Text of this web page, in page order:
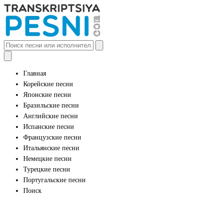
Главная
Корейские песни
Японские песни
Бразильские песни
Английские песни
Испанские песни
Французские песни
Итальянские песни
Немецкие песни
Турецкие песни
Португальские песни
Поиск